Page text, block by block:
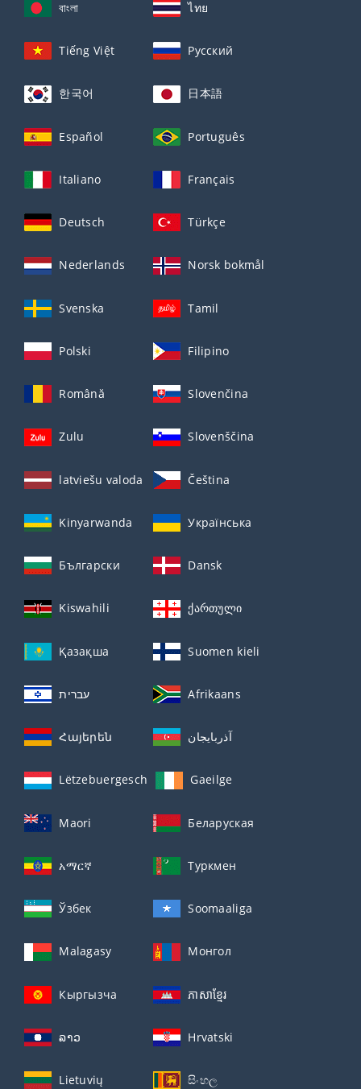
বাংলা ไทย
Tiếng Việt Русский
한국어 日本語
Español Português
Italiano Français
Deutsch Türkçe
Nederlands Norsk bokmål
Svenska Tamil
Polski Filipino
Română Slovenčina
Zulu Slovenščina
latviešu valoda Čeština
Kinyarwanda Українська
Български Dansk
Kiswahili ქართული
Қазақша Suomen kieli
עברית Afrikaans
Հայերեն آذربايجان
Lëtzebuergesch Gaeilge
Maori Беларуская
አማርኛ Туркмен
Ўзбек Soomaaliga
Malagasy Монгол
Кыргызча ភាសាខ្មែរ
ລາວ Hrvatski
Lietuvių සිංහල